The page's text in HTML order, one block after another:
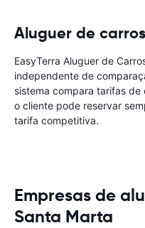
Aluguer de
EasyTerra Aluguer de
independente de
sistema compara tarifas de
o cliente pode reservar
tarifa competitiva.
Empresas de
Santa Marta